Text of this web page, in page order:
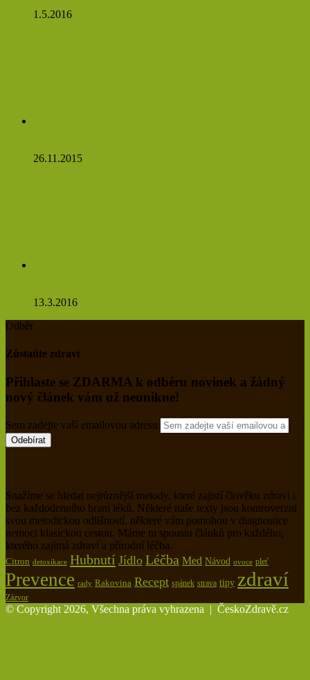
1.5.2016
26.11.2015
13.3.2016
Odběr
Zůstaňte zdraví
Přihlaste se ZDARMA k odběru novinek a žádný
nový článek vám už neunikne!
Sem zadejte vaší emailovou adresu
Snažíme se hledat nejrůznější metody, které zajistí člověku zdraví i
bez každodenního braní léků. Některé naše texty jsou kontroverzní
svou metodickou odlišností, některé vám pomohou v diagnostice
nemoci klasickou cestou. Máme tu spoustu článků pro každého,
kterého zajímá zdraví a přírodní léčba.
Citron detoxikace Hubnutí Jídlo Léčba Med Návod ovoce pleť
Prevence rady Rakovina Recept spánek strava tipy zdraví
Zázvor
© Copyright 2026, Všechna práva vyhrazena | ČeskoZdravě.cz